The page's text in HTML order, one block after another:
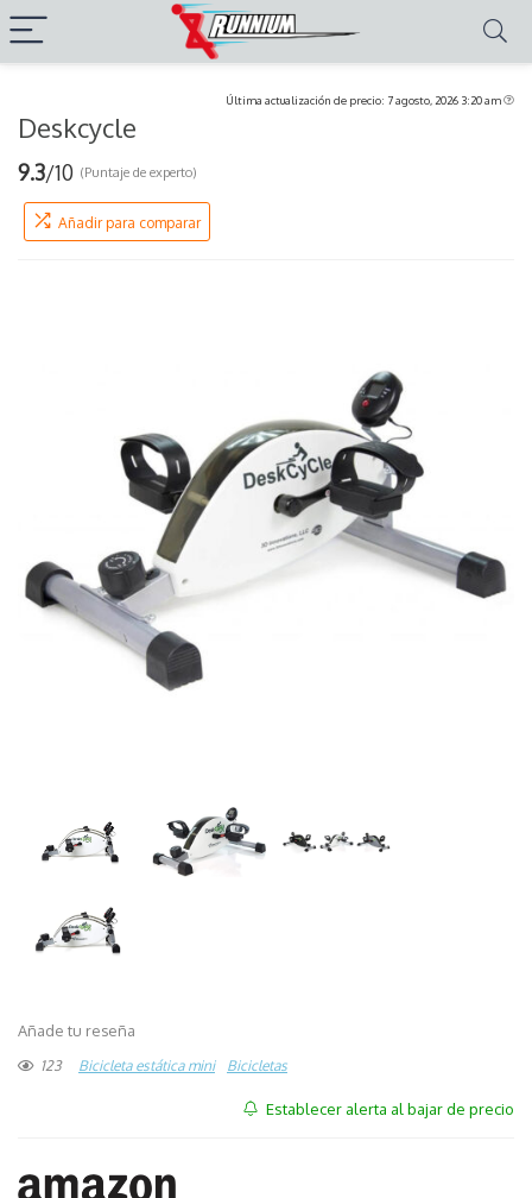
Última actualización de precio: 7 agosto, 2026 3:20 am
Deskcycle
9.3/10 (Puntaje de experto)
Añadir para comparar
Añade tu reseña
123 Bicicleta estática mini Bicicletas
Establecer alerta al bajar de precio